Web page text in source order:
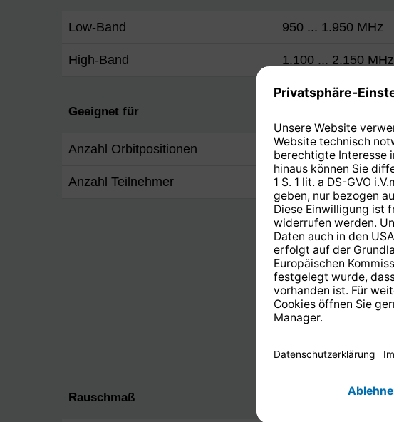
Low-Band 950 ... 1.950 MHz
High-Band 1.100 ... 2.150 MHz
Geeignet für
Anzahl Orbitpositionen 1
Anzahl Teilnehmer 4
Rauschmaß